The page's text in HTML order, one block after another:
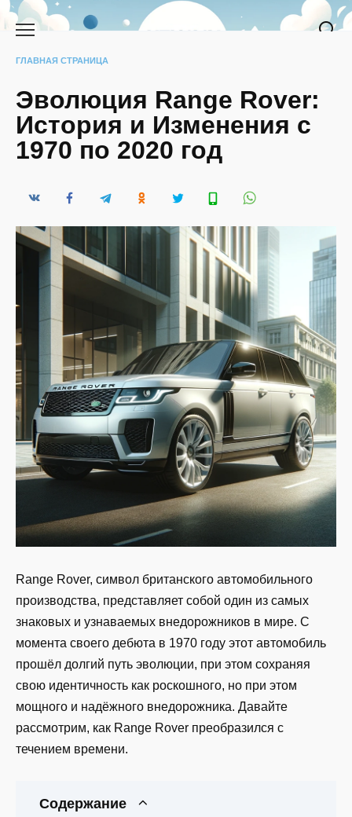
Перейти
ГЛАВНАЯ СТРАНИЦА
Эволюция Range Rover:
История и Изменения с
1970 по 2020 год
Range Rover, символ британского автомобильного
производства, представляет собой один из самых
знаковых и узнаваемых внедорожников в мире. С
момента своего дебюта в 1970 году этот автомобиль
прошёл долгий путь эволюции, при этом сохраняя
свою идентичность как роскошного, но при этом
мощного и надёжного внедорожника. Давайте
рассмотрим, как Range Rover преобразился с
течением времени.
Содержание